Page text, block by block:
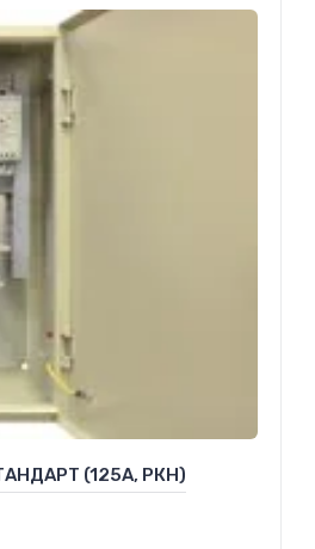
(125А, РКН)